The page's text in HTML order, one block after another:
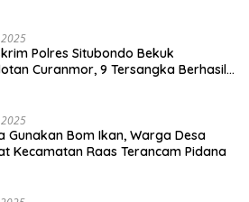
Polres Situbondo Bekuk
Curanmor, 9 Tersangka Berhasil
Gunakan Bom Ikan, Warga Desa
Kecamatan Raas Terancam Pidana